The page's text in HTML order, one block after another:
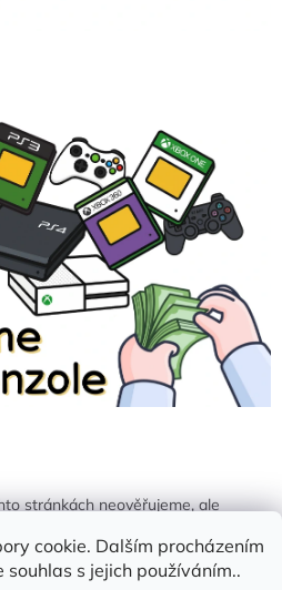
cookie. Dalším procházením
s jejich používáním..
stránkách neověřujeme, ale